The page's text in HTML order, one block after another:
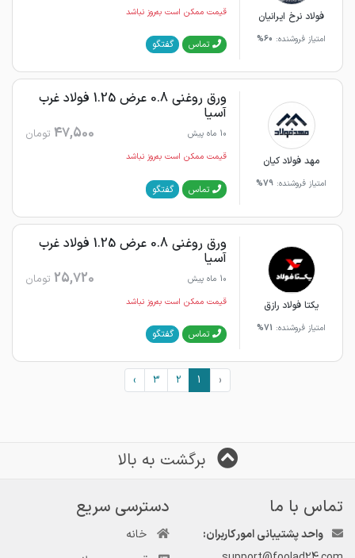
فولاد نرخ ایرانیان
امتیاز فروشنده: 60%
قیمت ممکن است به‌روز نباشد
تماس گفتگو
مهد فولاد کیان
امتیاز فروشنده: 79%
ورق روغنی 0.8 عرض 1.25 فولاد غرب
آسیا
10 ماه پیش 47,500 تومان
قیمت ممکن است به‌روز نباشد
تماس گفتگو
یکتا فولاد رازق
امتیاز فروشنده: 71%
ورق روغنی 0.8 عرض 1.25 فولاد غرب
آسیا
10 ماه پیش 25,720 تومان
قیمت ممکن است به‌روز نباشد
تماس گفتگو
‹
1
2
3
›
برگشت به بالا
تماس با ما
واحد پشتیبانی امور کاربران:
دسترسی سریع
خانه